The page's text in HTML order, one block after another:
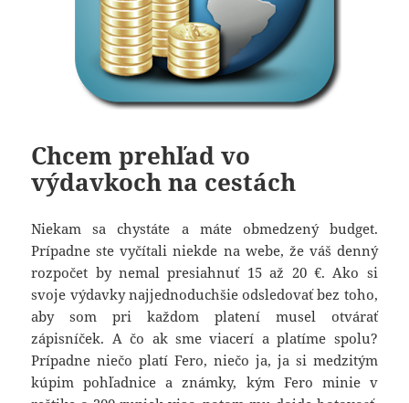
Chcem prehľad vo
výdavkoch na cestách
Niekam sa chystáte a máte obmedzený budget.
Prípadne ste vyčítali niekde na webe, že váš denný
rozpočet by nemal presiahnuť 15 až 20 €. Ako si
svoje výdavky najjednoduchšie odsledovať bez toho,
aby som pri každom platení musel otvárať
zápisníček. A čo ak sme viacerí a platíme spolu?
Prípadne niečo platí Fero, niečo ja, ja si medzitým
kúpim pohľadnice a známky, kým Fero minie v